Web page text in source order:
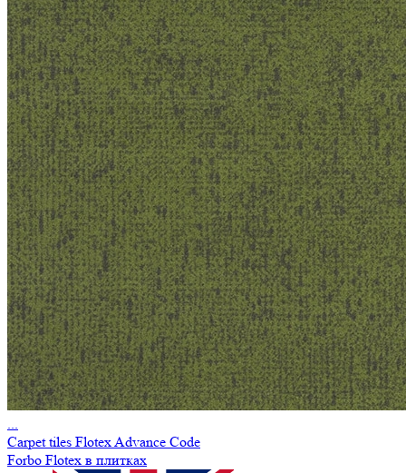
...
Carpet tiles Flotex Advance Code
Forbo Flotex в плитках